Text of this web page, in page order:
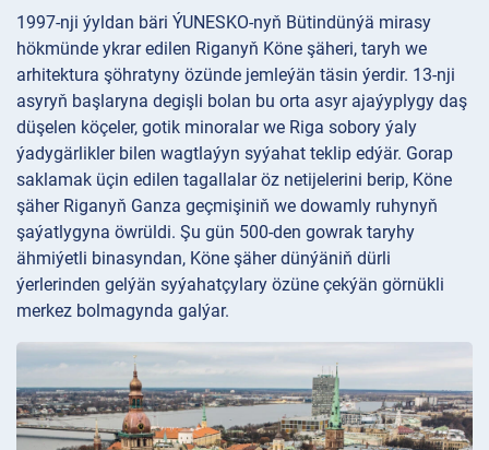
1997-nji ýyldan bäri ÝUNESKO-nyň Bütindünýä mirasy
hökmünde ykrar edilen Riganyň Köne şäheri, taryh we
arhitektura şöhratyny özünde jemleýän täsin ýerdir. 13-nji
asyryň başlaryna degişli bolan bu orta asyr ajaýyplygy daş
düşelen köçeler, gotik minoralar we Riga sobory ýaly
ýadygärlikler bilen wagtlaýyn syýahat teklip edýär. Gorap
saklamak üçin edilen tagallalar öz netijelerini berip, Köne
şäher Riganyň Ganza geçmişiniň we dowamly ruhynyň
şaýatlygyna öwrüldi. Şu gün 500-den gowrak taryhy
ähmiýetli binasyndan, Köne şäher dünýäniň dürli
ýerlerinden gelýän syýahatçylary özüne çekýän görnükli
merkez bolmagynda galýar.